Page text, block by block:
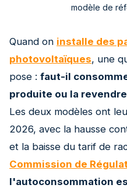
modèle de
Quand on installe des
photovoltaïques, une
pose : faut-il
produite ou la
Les deux modèles ont
2026, avec la hausse
et la baisse du tarif de
Commission de
l'autoconsommation